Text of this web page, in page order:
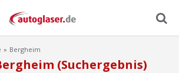
Menu
Bergheim
(Suchergebnis)